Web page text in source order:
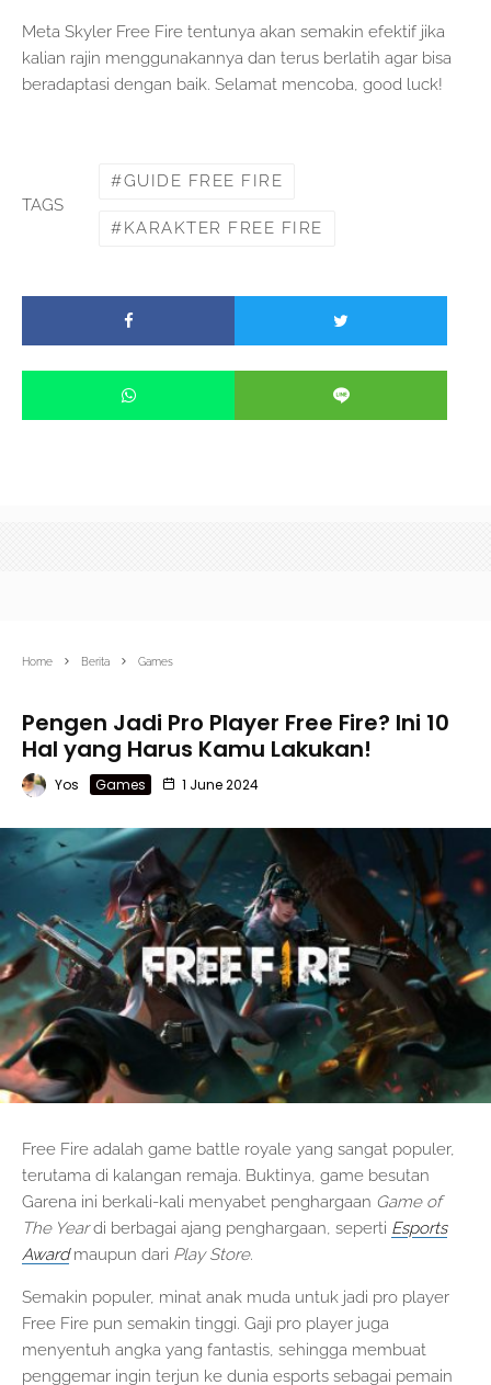
Meta Skyler Free Fire tentunya akan semakin efektif jika
kalian rajin menggunakannya dan terus berlatih agar bisa
beradaptasi dengan baik. Selamat mencoba, good luck!
TAGS
GUIDE FREE FIRE
KARAKTER FREE FIRE
Home Berita Games
Pengen Jadi Pro Player Free Fire? Ini 10
Hal yang Harus Kamu Lakukan!
Yos Games 1 June 2024
Free Fire adalah game battle royale yang sangat populer,
terutama di kalangan remaja. Buktinya, game besutan
Garena ini berkali-kali menyabet penghargaan Game of
The Yeardi berbagai ajang penghargaan, seperti Esports
Awardmaupun dari Play Store.
Semakin populer, minat anak muda untuk jadi pro player
Free Fire pun semakin tinggi. Gaji pro player juga
menyentuh angka yang fantastis, sehingga membuat
penggemar ingin terjun ke dunia esports sebagai pemain